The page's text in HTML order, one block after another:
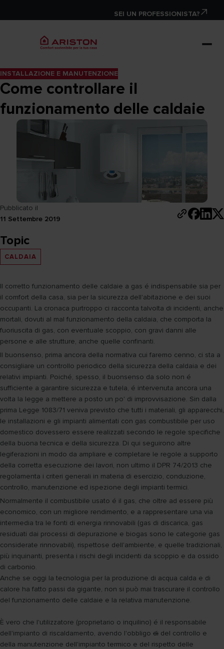
SEI UN PROFESSIONISTA?
INSTALLAZIONE E MANUTENZIONE
Come controllare il
funzionamento delle caldaie
Pubblicato il
11 Settembre 2019
Topic
CALDAIA
Il corretto funzionamento delle caldaie a gas é indispensabile sia per
il comfort della casa, sia per la sicurezza dell'abitazione e dei suoi
occupanti. La cronaca purtroppo ci racconta talvolta di incidenti, anche
mortali, dovuti al mal funzionamento della caldaia, che comporta la
fuoriuscita di gas, con eventuale scoppio, con gravi danni alle
persone e alle strutture, anche quelle confinanti.
Il buonsenso, prima ancora della normativa cui faremo cenno, ci sta a
consigliare un controllo periodico della sicurezza della caldaia e dei
relativi impianti. Poiché, spesso, il buonsenso da solo non é
sufficiente a garantire sicurezza e tutela, é intervenuta ancora una
volta la legge a mettere a posto un po' di improvvisazione. Sin dalla
prima Legge 1083/71 veniva previsto che tutti i materiali, gli apparecchi,
le installazioni e gli impianti alimentati con gas combustibile per uso
domestico dovessero essere realizzati secondo le regole specifiche
della buona tecnica e della sicurezza. Di qui seguirono altre
legiferazioni in modo da ampliare e completare le regole a supporto
della corretta esecuzione dei lavori, non ultimo il DPR 74/2013 che
regolamenta i criteri generali in materia di esercizio, conduzione,
controllo, manutenzione ed ispezione degli impianti termici.
Normalmente il combustibile usato é il gas, che oltre ad essere più
economico, con un migliore rendimento, e a rappresentare una via
intermedia tra le fonti di energia rinnovabili (gas di discarica, gas
residuati dai processi di depurazione e biogas sono le categorie gas
considerate rinnovabili), rispettose dell'ambiente, e quelle tradizionali,
più inquinanti, presenta i rischi degli incidenti da scoppio e da ossido
di carbonio.
Anche se oggi la tecnologia per la produzione di acqua calda e di
calore ha fatto passi da gigante, non si può mai trascurare il controllo
del funzionamento delle caldaie e la relativa manutenzione.
È vero che l'utilizzatore (proprietario o inquilino) é il responsabile
dell'impianto di riscaldamento, avendo l'obbligo di del controllo e
della manutenzione dell'impianto termico e del rispetto delle